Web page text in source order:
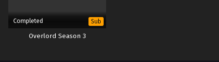
Completed Sub
Overlord Season 3